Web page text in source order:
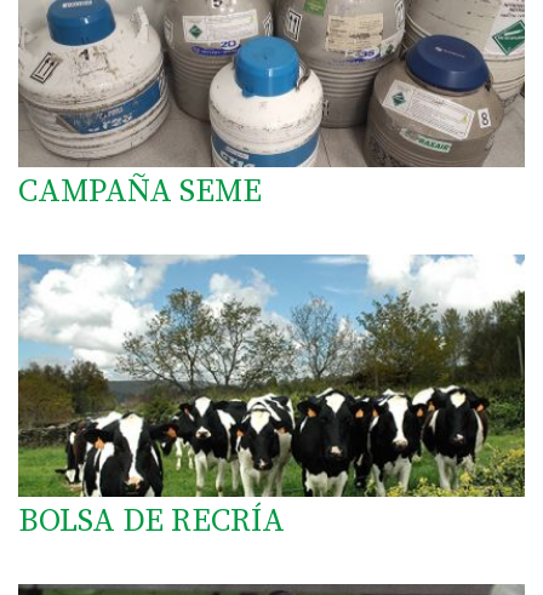
CAMPAÑA SEME
BOLSA DE RECRÍA